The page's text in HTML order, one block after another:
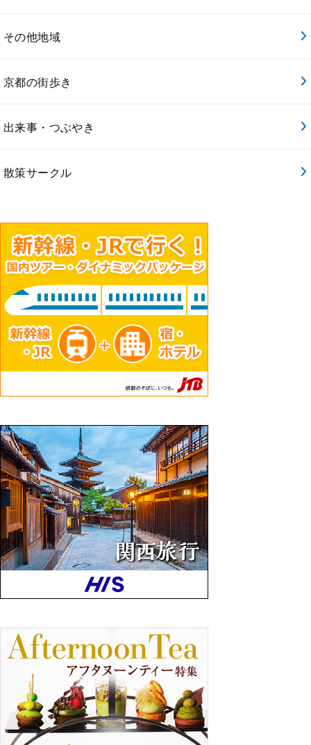
その他地域
京都の街歩き
出来事・つぶやき
散策サークル